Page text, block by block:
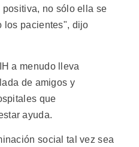
no sólo ella se
los pacientes", dijo
a menudo lleva
de amigos y
que
ayuda.
social tal vez sea